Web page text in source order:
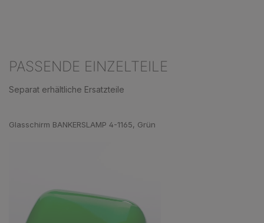
PASSENDE EINZELTEILE
Separat erhältliche Ersatzteile
Glasschirm BANKERSLAMP 4-1165, Grün